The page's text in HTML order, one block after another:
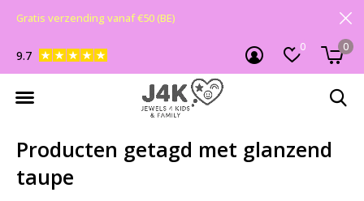
0 0
9.7
Gratis verzending vanaf €50 (BE)
Producten getagd met glanzend
taupe